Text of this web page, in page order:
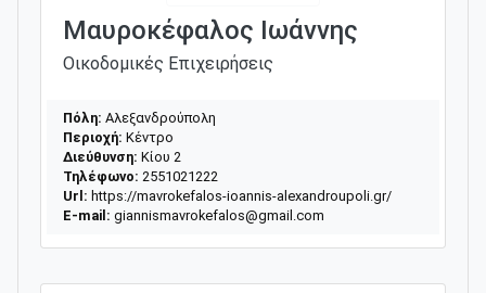
Μαυροκέφαλος Ιωάννης
Οικοδομικές Επιχειρήσεις
Πόλη: Αλεξανδρούπολη
Περιοχή: Κέντρο
Διεύθυνση: Κίου 2
Τηλέφωνο: 2551021222
Url: https://mavrokefalos-ioannis-alexandroupoli.gr/
E-mail: giannismavrokefalos@gmail.com